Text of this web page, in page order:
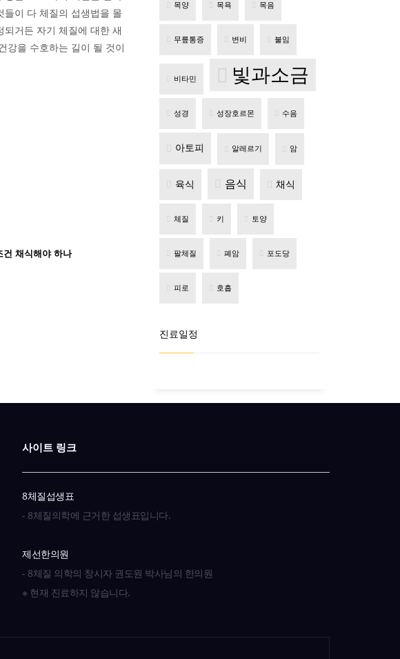
이 다 체질의 섭생법을 몰
거든 자기 체질에 대한 새
강을 수호하는 길이 될 것이
건 채식해야 하나
목양 목욕 목음
무릎통증 변비 불임
비타민 빛과소금
성경 성장호르몬 수음
아토피 알레르기 암
육식 음식 채식
체질 키 토양
팔체질 폐암 포도당
피로 호흡
진료일정
사이트 링크
8체질섭생표
- 8체질의학에 근거한 섭생표입니다.
제선한의원
- 8체질 의학의 창시자 권도원 박사님의 한의원
※ 현재 진료하지 않습니다.